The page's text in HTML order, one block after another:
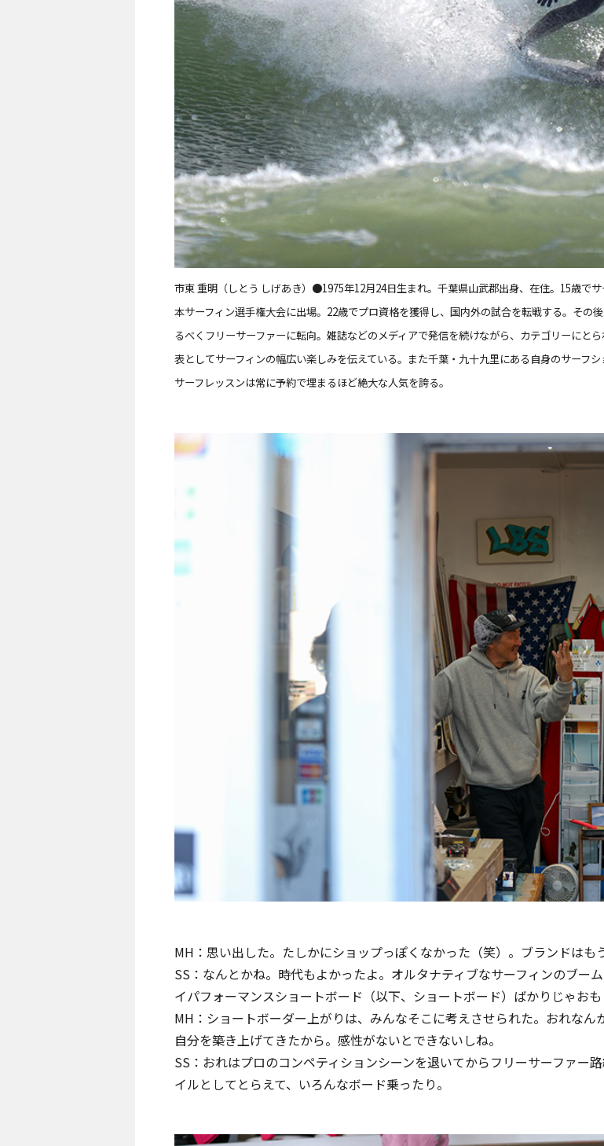
市東 重明（しとう しげあき）●1975年12月24日生まれ。千葉県山武郡出身、在住。15歳で
本サーフィン選手権大会に出場。22歳でプロ資格を獲得し、国内外の試合を転戦する。その
るべくフリーサーファーに転向。雑誌などのメディアで発信を続けながら、カテゴリーにと
表としてサーフィンの幅広い楽しみを伝えている。また千葉・九十九里にある自身のサーフ
サーフレッスンは常に予約で埋まるほど絶大な人気を誇る。
MH：思い出した。たしかにショップっぽくなかった（笑）。ブランドはも
SS：なんとかね。時代もよかったよ。オルタナティブなサーフィンのブー
イパフォーマンスショートボード（以下、ショートボード）ばかりじゃおも
MH：ショートボーダー上がりは、みんなそこに考えさせられた。おれな
自分を築き上げてきたから。感性がないとできないしね。
SS：おれはプロのコンペティションシーンを退いてからフリーサーファー
イルとしてとらえて、いろんなボード乗ったり。